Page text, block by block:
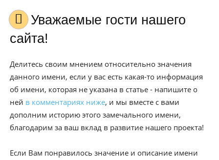
Уважаемые гости нашего
сайта!
Делитесь своим мнением относительно значения
данного имени, если у вас есть какая-то информация
об имени, которая не указана в статье - напишите о
ней в комментариях ниже, и мы вместе с вами
дополним историю этого замечального имени,
благодарим за ваш вклад в развитие нашего проекта!
Если Вам понравилось значение и описание имени